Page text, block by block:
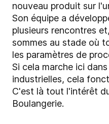
nouveau produit sur
Son équipe a
plusieurs rencontres
sommes au stade où
les paramètres de
Si cela marche ici
industrielles, cela
C'est là tout l'intérêt
Boulangerie.